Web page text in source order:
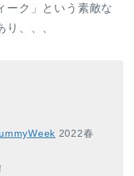
ーク」という素敵な
、、、
2022春